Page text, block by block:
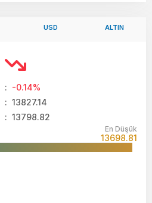
USD ALTIN
: -0.14%
: 13827.14
: 13798.82
En Düşük
13698.81